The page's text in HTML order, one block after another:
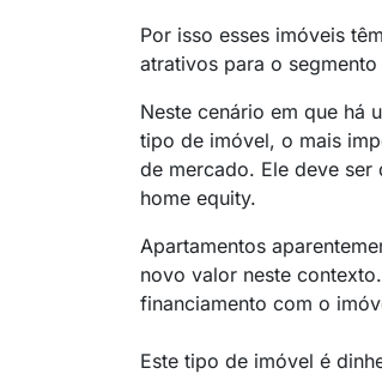
Por isso esses imóveis
atrativos para o
Neste cenário em que há
tipo de imóvel, o mais
de mercado. Ele deve
home equity.
Apartamentos
novo valor neste
financiamento com o
Este tipo de imóvel é